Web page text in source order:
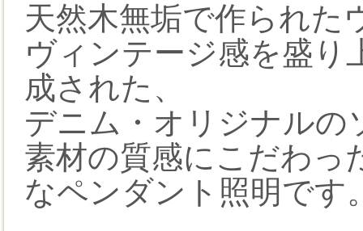
天然木無垢で作られた
ヴィンテージ感を盛り
成された、
デニム・オリジナルの
素材の質感にこだわっ
なペンダント照明です